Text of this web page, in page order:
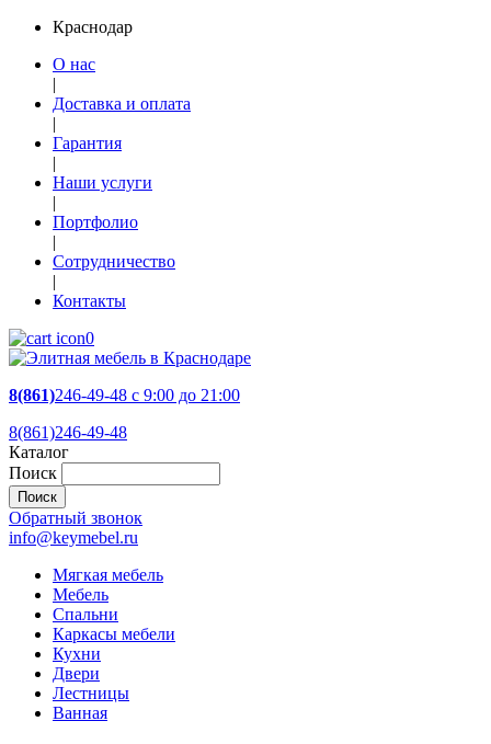
Краснодар
О нас
|
Доставка и оплата
|
Гарантия
|
Наши услуги
|
Портфолио
|
Сотрудничество
|
Контакты
0
8(861)246-49-48 c 9:00 до 21:00
8(861)246-49-48
Каталог
Поиск
Обратный звонок
info@keymebel.ru
Мягкая мебель
Мебель
Спальни
Каркасы мебели
Кухни
Двери
Лестницы
Ванная